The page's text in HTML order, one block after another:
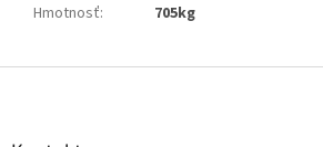
Hmotnosť: 705kg